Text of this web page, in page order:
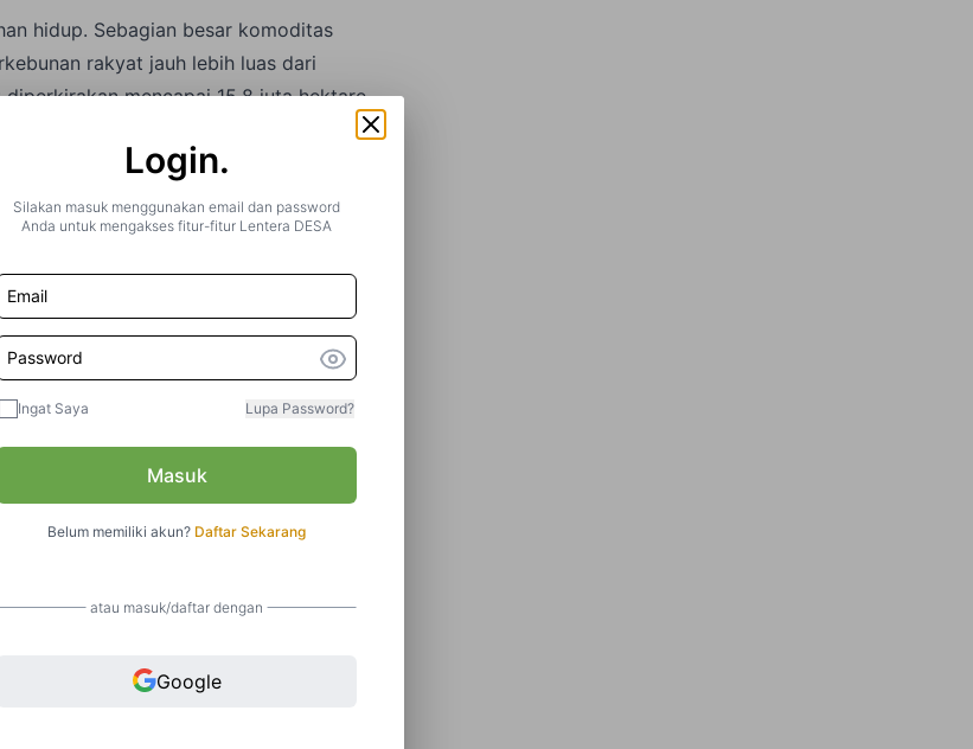
Login.
Silakan masuk menggunakan email dan password
Anda untuk mengakses fitur-fitur Lentera DESA
Ingat Saya Lupa Password?
Masuk
Belum memiliki akun? Daftar Sekarang
atau masuk/daftar dengan
Google
hidup. Sebagian besar komoditas
rakyat jauh lebih luas dari
mencapai 15,8 juta hektare,
merupakan usaha perkebunan
dalam skala terbatas. Dikutip dari jurnal
dan Investasi Masyarakat Desa
pengertian perbekunan rakyat:
pekebun yang dikelompokkan dalam
perkebunan rakyat." Dalam sistem
atau tanaman kayu, tanaman
yaitu perkebunan yang mengelola
manis, tembakau, dan kemiri. Contoh
kapulaga, jambu mete, dan masih
rakyat: Luas tanahnya kecil, kurang
atau tanah adat Lokasinya
teknologi sederhana dan tradisional.
produksinya. Ciri-ciri perkebunan
terbilang kecil dan berkualitas